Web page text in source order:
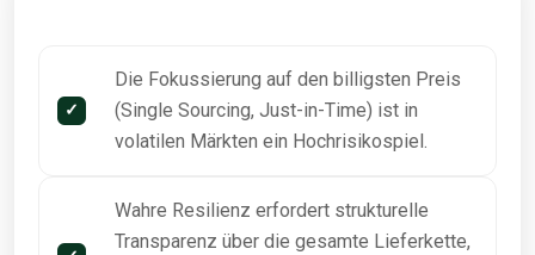
Die Fokussierung auf den billigsten Preis
(Single Sourcing, Just-in-Time) ist in
volatilen Märkten ein Hochrisikospiel.
Wahre Resilienz erfordert strukturelle
Transparenz über die gesamte Lieferkette,